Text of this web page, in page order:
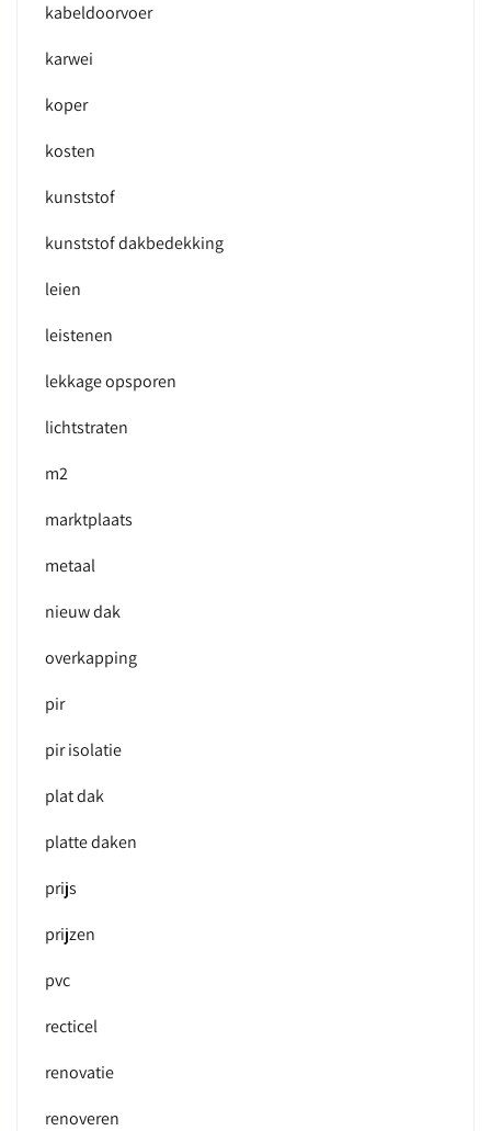
kabeldoorvoer
karwei
koper
kosten
kunststof
kunststof dakbedekking
leien
leistenen
lekkage opsporen
lichtstraten
m2
marktplaats
metaal
nieuw dak
overkapping
pir
pir isolatie
plat dak
platte daken
prijs
prijzen
pvc
recticel
renovatie
renoveren